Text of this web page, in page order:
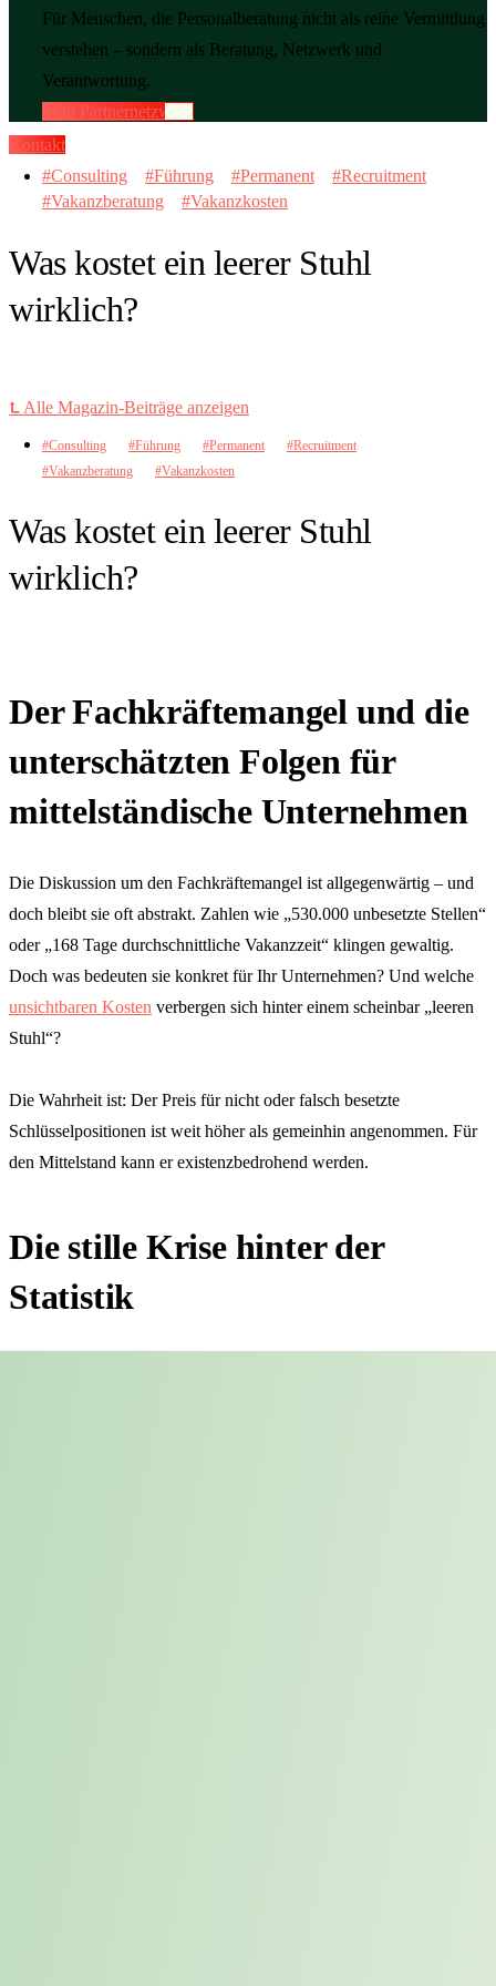
Für Menschen, die Personalberatung nicht als reine Vermittlung
verstehen – sondern als Beratung, Netzwerk und
Verantwortung.
Zum Partnernetzwerk
Kontakt
Consulting
Führung Permanent
Recruitment
Vakanzberatung
Vakanzkosten
Was kostet ein leerer Stuhl
wirklich?
⮤ Alle Magazin-Beiträge anzeigen
Consulting Führung Permanent
Recruitment
Vakanzberatung
Vakanzkosten
Was kostet ein leerer Stuhl
wirklich?
Der Fachkräftemangel und die
unterschätzten Folgen für
mittelständische Unternehmen
Die Diskussion um den Fachkräftemangel ist allgegenwärtig – und
doch bleibt sie oft abstrakt. Zahlen wie „530.000 unbesetzte Stellen“
oder „168 Tage durchschnittliche Vakanzzeit“ klingen gewaltig.
Doch was bedeuten sie konkret für Ihr Unternehmen? Und welche
unsichtbaren Kosten verbergen sich hinter einem scheinbar „leeren
Stuhl“?
Die Wahrheit ist: Der Preis für nicht oder falsch besetzte
Schlüsselpositionen ist weit höher als gemeinhin angenommen. Für
den Mittelstand kann er existenzbedrohend werden.
Die stille Krise hinter der
Statistik